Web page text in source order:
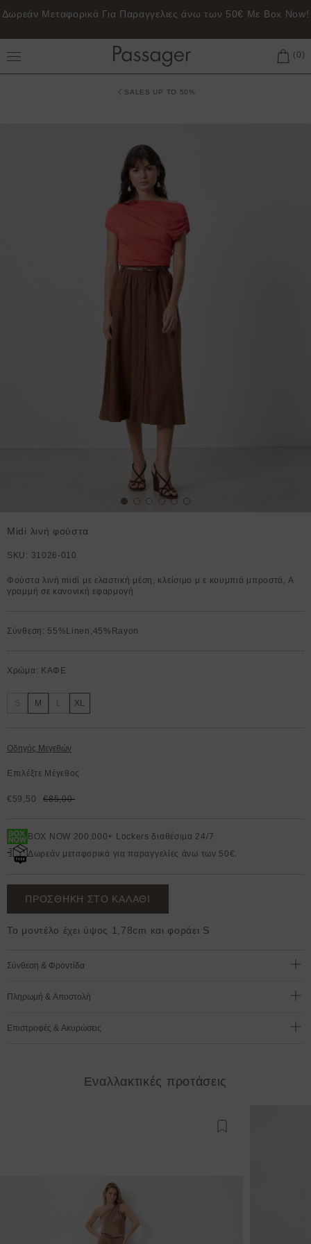
Δωρεάν Μεταφορικά Για Παραγγελιες άνω των 50€ Με Box Now!
Toggle Main Menu
SALES UP TO 50%
Midi λινή φούστα
SKU: 31026-010
Φούστα λινή midi με ελαστική μέση, κλείσιμο μ ε κουμπιά μπροστά, Α
γραμμή σε κανονική εφαρμογή
Σύνθεση: 55%Linen,45%Rayon
Χρώμα: ΚΑΦΕ
M XL
Οδηγός Μεγεθών
Επιλέξτε Μέγεθος
€59,50 €85,00
BOX NOW 200.000+ Lockers διαθέσιμα 24/7
Δωρεάν μεταφορικά για παραγγελίες άνω των 50€.
ΠΡΟΣΘΗΚΗ ΣΤΟ ΚΑΛΑΘΙ
Το μοντέλο έχει ύψος 1,78cm και φοράει S
Σύνθεση & Φροντίδα
Πληρωμή & Αποστολή
Επιστροφές & Ακυρώσεις
Εναλλακτικές προτάσεις
Προσθήκη στη